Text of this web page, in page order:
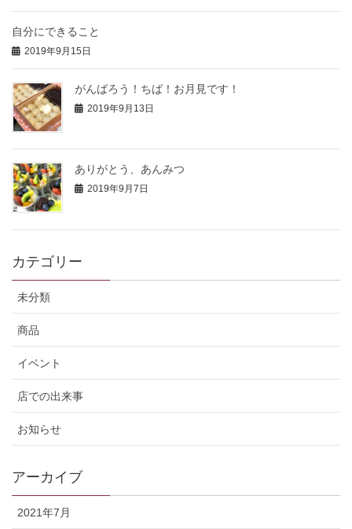
自分にできること
2019年9月15日
がんばろう！ちば！お月見です！
2019年9月13日
ありがとう、あんみつ
2019年9月7日
カテゴリー
未分類
商品
イベント
店での出来事
お知らせ
アーカイブ
2021年7月